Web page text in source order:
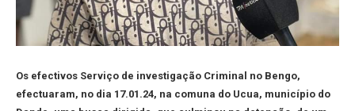
Os efectivos Serviço de investigação Criminal no Bengo,
efectuaram, no dia 17.01.24, na comuna do Ucua, município do